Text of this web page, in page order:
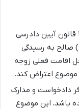
طبق ماده ۱۱ قانون آیین دادرسی
صالح به رسیدگی
اقامت فعلی زوجه
موضوع اعتراض کند.
دادخواست و مدارک
باشد، این موضوع